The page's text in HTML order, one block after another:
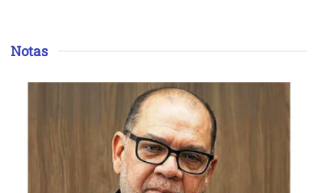
Notas